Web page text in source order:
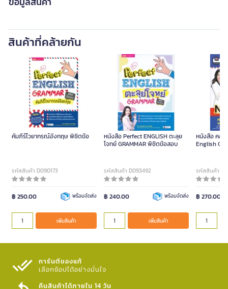
สินค้าที่คล้ายกัน
คัมภีร์ไวยากรณ์อังกฤษ พิชิตข้อ
รหัสสินค้า D090173
฿ 250.00 พร้อมจัดส่ง
เพิ่มสินค้า
หนังสือ Perfect ENGLISH ตะลุย
โจทย์ GRAMMAR พิชิตข้อสอบ
รหัสสินค้า D093492
฿ 240.00 พร้อมจัดส่ง
เพิ่มสินค้า
หนังสือ คอร์
English
รหัสสินค้า
฿ 270.00
การันตีของแท้
เลือกช้อปได้อย่างมั่นใจ​
คืนสินค้าได้ภายใน 14 วัน